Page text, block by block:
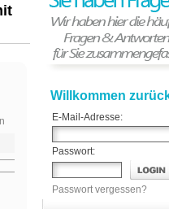
Willkommen
E-Mail-Adresse:
Passwort:
Passwort vergessen?